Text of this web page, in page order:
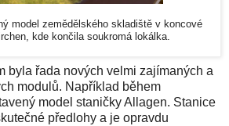
model zemědělského skladiště v koncové
kde končila soukromá lokálka.
byla řada nových velmi zajímaných a
modulů. Například během
model staničky Allagen. Stanice
předlohy a je opravdu